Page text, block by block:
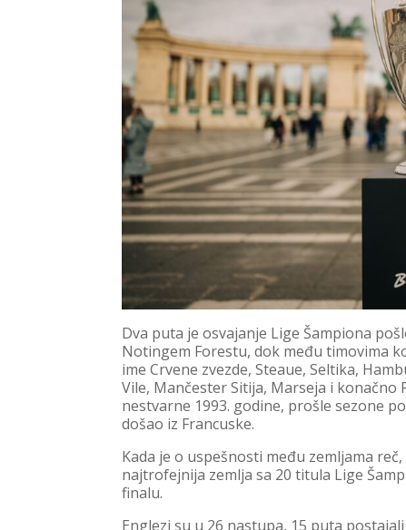
Dva puta je osvajanje Lige Šampiona
Notingem Forestu, dok među timovima
ime Crvene zvezde, Steaue, Seltika,
Vile, Mančester Sitija, Marseja i konačno
nestvarne 1993. godine, prošle sezone
došao iz Francuske.
Kada je o uspešnosti među zemljama
najtrofejnija zemlja sa 20 titula Lige
finalu.
Englezi su u 26 nastupa, 15 puta